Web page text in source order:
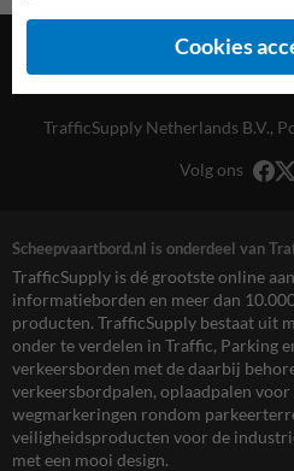
TrafficSupply Netherlands B.V.,
Volg ons
Scheepvaartbord.nl is onderdeel van
TrafficSupply is dé grootste online
informatieborden en meer dan
producten. TrafficSupply bestaat uit
onder te verdelen in Traffic, Parking
verkeersborden met de daarbij
verkeersbordpalen, oplaadpalen voor
wegmarkeringen rondom
veiligheidsproducten voor de
met een mooi design.
Cookies